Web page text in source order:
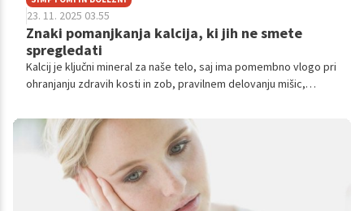
23. 11. 2025 03.55
Znaki pomanjkanja kalcija, ki jih ne smete
spregledati
Kalcij je ključni mineral za naše telo, saj ima pomembno vlogo pri
ohranjanju zdravih kosti in zob, pravilnem delovanju mišic,
zdravstvenih težav, zato je pomembno, da prepoznamo znake,
ki kažejo na pomanjkanje tega minerala,